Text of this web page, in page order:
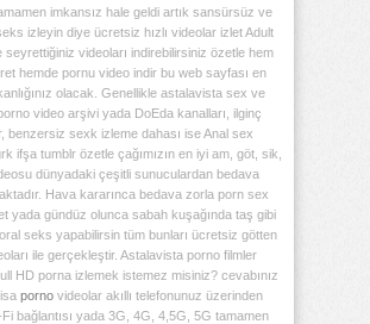
imkansız hale geldi artık sansürsüz ve
izleyin diye ücretsiz hızlı videolar izlet Adult
seyrettiğiniz videoları indirebilirsiniz özetle hem
hemde pornu video indir bu web sayfası en
olacak. Genellikle astalavista sex ve
video arşivi yada DoEda kanalları, ilginç
benzersiz sexk izleme dahası ise Anal sex
ifşa tumblr özetle çağımızın en iyi am, göt, sik,
dünyadaki çeşitli sunuculardan bedava
Hava kararınca bedava zorla porn sex
yada gündüz olunca sabah kuşağında taş gibi
seks yapabilirsin tüm bunları ücretsiz götten
ile gerçekleştir. Astalavista porno filmler
HD porna izlemek istemez misiniz? cevabınız
porno videolar akıllı telefonunuz üzerinden
bağlantısı yada 3G, 4G, 4,5G, 5G tamamen